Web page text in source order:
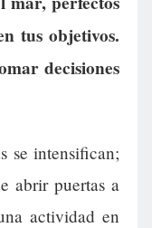
tus objetivos.
decisiones
se intensifican;
abrir puertas a
actividad en